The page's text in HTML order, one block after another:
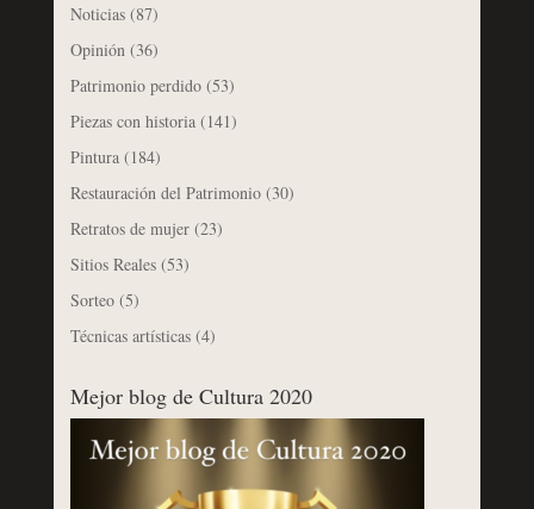
Noticias(87)
Opinión (36)
Patrimonio perdido(53)
Piezas con historia(141)
Pintura(184)
Restauración del Patrimonio(30)
Retratos de mujer(23)
Sitios Reales(53)
Sorteo(5)
Técnicas artísticas(4)
Mejor blog de Cultura 2020